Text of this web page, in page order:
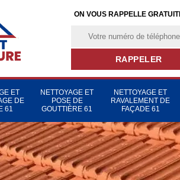
ON VOUS RAPPELLE
ET
DE
61
NETTOYAGE ET
POSE DE
GOUTTIÈRE 61
NETTOYAGE ET
RAVALEMENT DE
FAÇADE 61